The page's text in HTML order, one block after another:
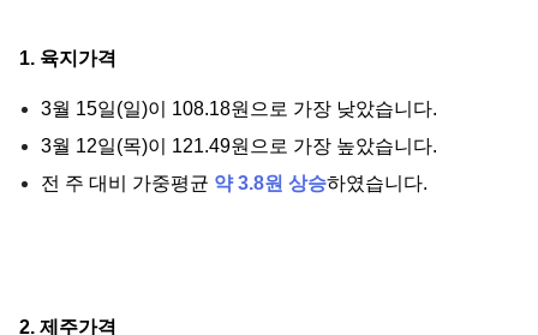
1. 육지가격
3월 15일(일)이 108.18원으로 가장 낮았습니다.
3월 12일(목)이 121.49원으로 가장 높았습니다.
전 주 대비 가중평균 약 3.8원 상승하였습니다.
2. 제주가격